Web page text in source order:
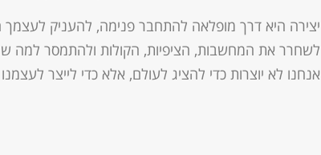
יצירה היא דרך מופלאה להתחבר פנימה, להעניק לעצמך
לשחרר את המחשבות, הציפיות, הקולות ולהתמסר למה
אנחנו לא יוצרות כדי להציג לעולם, אלא כדי לייצר לעצמנו